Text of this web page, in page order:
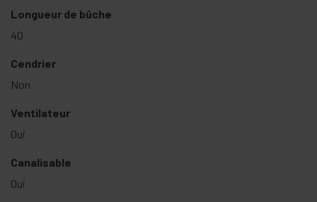
Longueur de bûche
40
Cendrier
Non
Ventilateur
Oui
Canalisable
Oui